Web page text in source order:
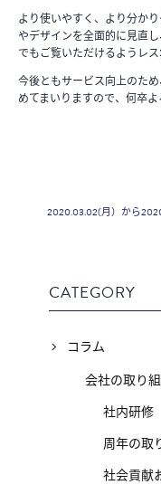
より使いやすく、より分か
やデザインを全面的に見直
でもご覧いただけるようレ
今後ともサービス向上のた
めてまいりますので、何卒よ
2020.03.02(月）から
CATEGORY
コラム
会社の取り
社内研修
周年の取
社会貢献